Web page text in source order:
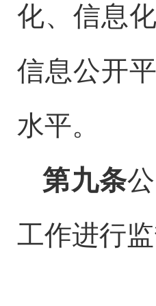
化、信息
信息公开
水平。
第九条
工作进行